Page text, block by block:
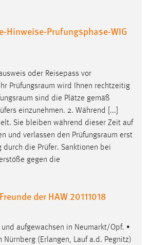
Hinweise-Prufungsphase-WIG
oder Reisepass vor
Prüfungsraum wird Ihnen rechtzeitig
sind die Plätze gemäß
einzunehmen. 2. Während [...]
Sie bleiben während dieser Zeit auf
und verlassen den Prüfungsraum erst
durch die Prüfer. Sanktionen bei
gegen die
der HAW 20111018
und aufgewachsen in Neumarkt/Opf. •
Nürnberg (Erlangen, Lauf a.d. Pegnitz)